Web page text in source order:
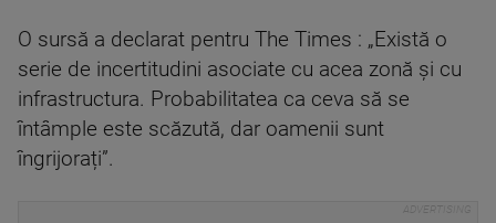
O sursă a declarat pentru The Times : „Există o
serie de incertitudini asociate cu acea zonă și cu
infrastructura. Probabilitatea ca ceva să se
întâmple este scăzută, dar oamenii sunt
îngrijorați”.